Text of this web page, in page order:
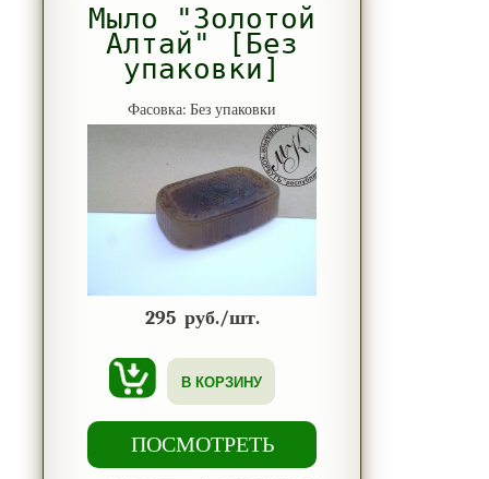
Мыло "Золотой
Алтай" [Без
упаковки]
Фасовка: Без упаковки
295 руб./шт.
В КОРЗИНУ
ПОСМОТРЕТЬ